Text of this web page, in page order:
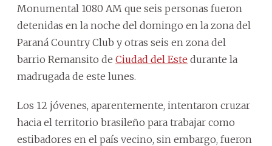
Monumental 1080 AM que seis personas fueron
detenidas en la noche del domingo en la zona del
Paraná Country Club y otras seis en zona del
barrio Remansito de Ciudad del Este durante la
madrugada de este lunes.
Los 12 jóvenes, aparentemente, intentaron cruzar
hacia el territorio brasileño para trabajar como
estibadores en el país vecino, sin embargo, fueron